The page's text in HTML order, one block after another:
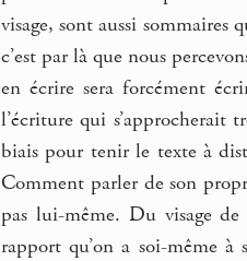
visage, sont aussi sommaires
c’est par là que nous
en écrire sera forcément
l’écriture qui
biais pour tenir le texte à
Comment parler de son
pas lui-même. Du visage
rapport qu’on a soi-même